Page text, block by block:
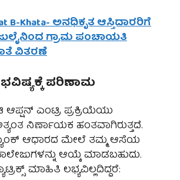
B-Khata- ಅನಧಿಕೃತ ಆಸ್ತಿದಾರರಿಗೆ
ಗ್ರಾಮ ಪಂಚಾಯತಿ
ವಿತರಣೆ
ಪರಿಣಾಮ
ಆಪ್ಷನ್ ಎಂಟ್ರಿ ಪ್ರಕ್ರಿಯೆಯು
ನಿರ್ಣಾಯಕ ಹಂತವಾಗಿರುತ್ತದೆ.
ಆಧಾರದ ಮೇಲೆ ತಮ್ಮ ಆಸೆಯ
ಆಯ್ಕೆ ಮಾಡಬಹುದು.
ಮಾಹಿತಿ ಲಭ್ಯವಿಲ್ಲದಿದ್ದರೆ: